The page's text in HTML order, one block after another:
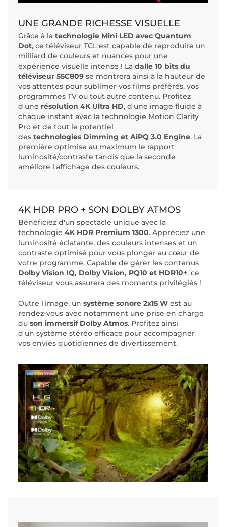
UNE GRANDE RICHESSE VISUELLE
Grâce à la technologie Mini LED avec Quantum
Dot, ce téléviseur TCL est capable de reproduire un
milliard de couleurs et nuances pour une
expérience visuelle intense ! La dalle 10 bits du
téléviseur 55C809 se montrera ainsi à la hauteur de
vos attentes pour sublimer vos films préférés, vos
programmes TV ou tout autre contenu. Profitez
d'une résolution 4K Ultra HD, d'une image fluide à
chaque instant avec la technologie Motion Clarity
Pro et de tout le potentiel
des technologies Dimming et AiPQ 3.0 Engine. La
première optimise au maximum le rapport
luminosité/contraste tandis que la seconde
améliore l'affichage des couleurs.
4K HDR PRO + SON DOLBY ATMOS
Bénéficiez d'un spectacle unique avec la
technologie 4K HDR Premium 1300. Appréciez une
luminosité éclatante, des couleurs intenses et un
contraste optimisé pour vous plonger au cœur de
votre programme. Capable de gérer les contenus
Dolby Vision IQ, Dolby Vision, PQ10 et HDR10+, ce
téléviseur vous assurera des moments privilégiés !
Outre l'image, un système sonore 2x15 W est au
rendez-vous avec notamment une prise en charge
du son immersif Dolby Atmos. Profitez ainsi
d'un système stéréo efficace pour accompagner
vos envies quotidiennes de divertissement.